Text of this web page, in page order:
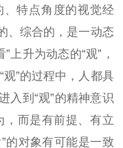
、特点角度的视觉经
、综合的，是一动态
上升为动态的“观”，
”的过程中，人都具
入到“观”的精神意识
，而是有前提、有立
的对象有可能是一致